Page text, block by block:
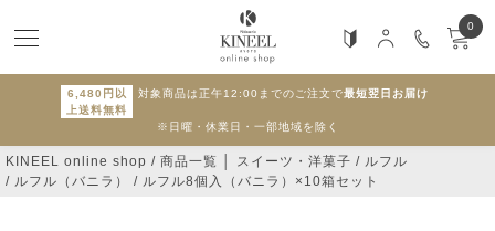
6,480円以
上送料無料
対象商品は正午12:00までのご注文で最短翌日お届け
※日曜・休業日・一部地域を除く
0
KINEEL online shop 商品一覧 │ スイーツ・洋菓子
ルフル
ルフル（バニラ）
ルフル8個入（バニラ）×10箱セット